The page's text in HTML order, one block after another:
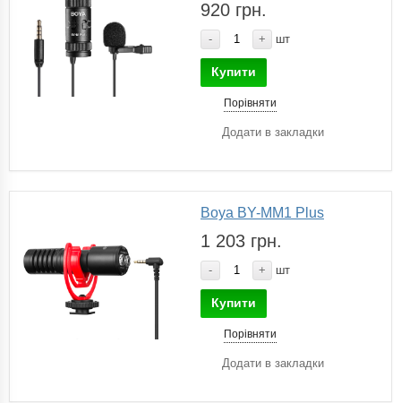
920 грн.
- + шт
Купити
Порівняти
Додати в закладки
Boya BY-MM1 Plus
1 203 грн.
- + шт
Купити
Порівняти
Додати в закладки